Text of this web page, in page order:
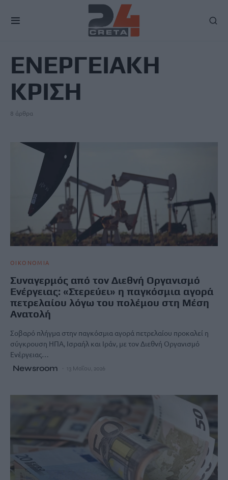
ΕΝΕΡΓΕΙΑΚΗ
ΚΡΙΣΗ
8 άρθρα
ΟΙΚΟΝΟΜΙΑ
Συναγερμός από τον Διεθνή Οργανισμό
Ενέργειας: «Στερεύει» η παγκόσμια αγορά
πετρελαίου λόγω του πολέμου στη Μέση
Ανατολή
Σοβαρό πλήγμα στην παγκόσμια αγορά πετρελαίου προκαλεί η
σύγκρουση ΗΠΑ, Ισραήλ και Ιράν, με τον Διεθνή Οργανισμό
Ενέργειας…
Newsroom 13 Μαΐου, 2026